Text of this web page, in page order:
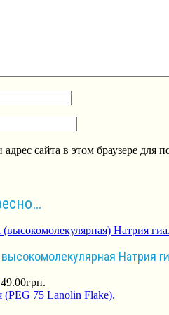
сайта в этом браузере для
высокомолекулярная Натрия
49.00грн.